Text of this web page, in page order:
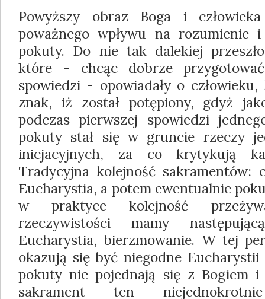
Powyższy obraz Boga i
poważnego wpływu na rozumienie
pokuty. Do nie tak dalekiej
które - chcąc dobrze
spowiedzi - opowiadały o
znak, iż został potępiony, gdyż
podczas pierwszej spowiedzi
pokuty stał się w gruncie rzeczy
inicjacyjnych, za co krytykują
Tradycyjna kolejność sakramentów:
Eucharystia, a potem ewentualnie
w praktyce kolejność
rzeczywistości mamy
Eucharystia, bierzmowanie. W tej
okazują się być niegodne
pokuty nie pojednają się z Bogiem i
sakrament ten